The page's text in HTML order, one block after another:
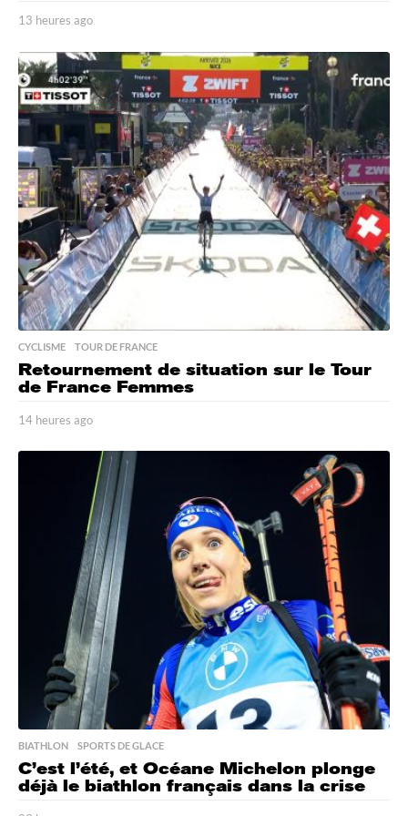
13 heures ago
h
e
u
r
e
a
g
o
CYCLISME ,TOUR DE FRANCE
Retournement de situation sur le Tour
de France Femmes
14 heures ago
h
e
u
r
e
s
a
g
o
BIATHLON ,SPORTS DE GLACE
C’est l’été, et Océane Michelon plonge
déjà le biathlon français dans la crise